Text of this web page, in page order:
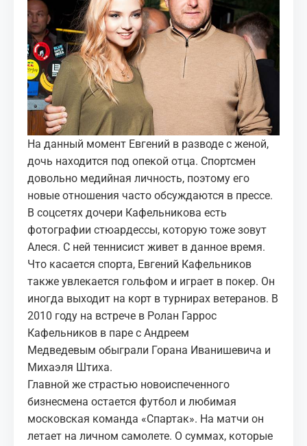
На данный момент Евгений в разводе с женой,
дочь находится под опекой отца. Спортсмен
довольно медийная личность, поэтому его
новые отношения часто обсуждаются в прессе.
В соцсетях дочери Кафельникова есть
фотографии стюардессы, которую тоже зовут
Алеся. С ней теннисист живет в данное время.
Что касается спорта, Евгений Кафельников
также увлекается гольфом и играет в покер. Он
иногда выходит на корт в турнирах ветеранов. В
2010 году на встрече в Ролан Гаррос
Кафельников в паре с Андреем
Медведевым обыграли Горана Иванишевича и
Михаэля Штиха.
Главной же страстью новоиспеченного
бизнесмена остается футбол и любимая
московская команда «Спартак». На матчи он
летает на личном самолете. О суммах, которые